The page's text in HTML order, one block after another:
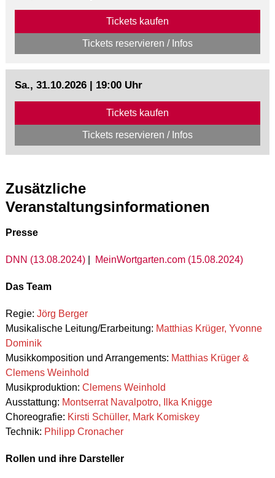
Tickets kaufen
Tickets reservieren / Infos
Sa., 31.10.2026 | 19:00 Uhr
Tickets kaufen
Tickets reservieren / Infos
Zusätzliche
Veranstaltungsinformationen
Presse
DNN (13.08.2024)| MeinWortgarten.com (15.08.2024)
Das Team
Regie: Jörg Berger
Musikalische Leitung/Erarbeitung: Matthias Krüger, Yvonne
Dominik
Musikkomposition und Arrangements: Matthias Krüger &
Clemens Weinhold
Musikproduktion: Clemens Weinhold
Ausstattung: Montserrat Navalpotro, Ilka Knigge
Choreografie: Kirsti Schüller, Mark Komiskey
Technik: Philipp Cronacher
Rollen und ihre Darsteller